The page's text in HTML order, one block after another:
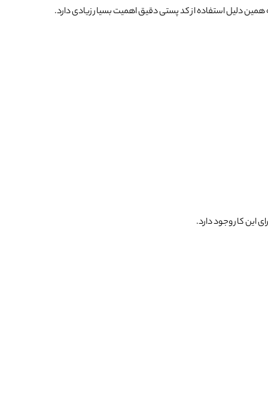
دلیل استفاده از کد پستی دقیق اهمیت بسیار زیادی دارد.
این کار وجود دارد.